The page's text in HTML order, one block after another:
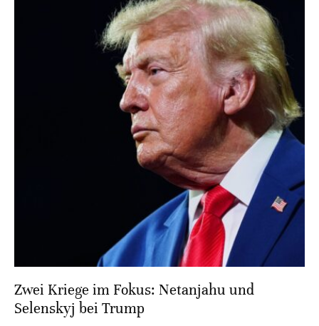
Zwei Kriege im Fokus: Netanjahu und
Selenskyj bei Trump